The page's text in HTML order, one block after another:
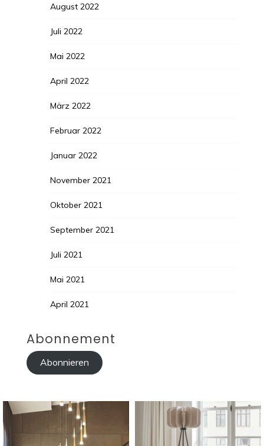
August 2022
Juli 2022
Mai 2022
April 2022
März 2022
Februar 2022
Januar 2022
November 2021
Oktober 2021
September 2021
Juli 2021
Mai 2021
April 2021
Abonnement
Abonnieren